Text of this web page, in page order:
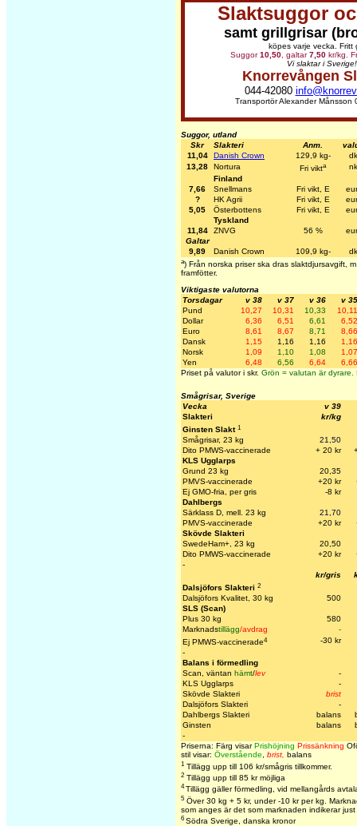
Slaktsuggor
samt grillgrisar
köpes varje vecka. Fritt
Suggor10,50 , galtar7,50 kr/kg.
Vi slaktar i Sverige!
Knorrevången
044-42080
Transportör Alexander Månsson
Suggor, utland
Skr
Slakteri Anm.
11,04
Danish Crown 129,9 kg-
13,28
Nortura Fri vikta
Finland
7,66
Snellmans Fri vikt, E
?
HK Agrii Fri vikt, E
5,05
Österbottens Fri vikt, E
Tyskland
11,84
ZNVG 56 %
Galtar
9,89
Danish Crown 109,9 kg-
a) Från norska priser ska dras slaktdjursavgift,
framfötter.
Viktigaste valutorna
Torsdagar
v 38 v 37 v 36
v 35
Pund
10,27 10,31 10,33
10,11
Dollar
6,36 6,51 6,61
6,52
Euro
8,61 8,67 8,71
8,66
Dansk
1,15 1,16 1,16
1,16
Norsk
1,09 1,10 1,08
1,07
Yen
6,48 6,56 6,64
6,66
Priset på valutor i skr. Grön = valutan är dyrare.
Smågrisar, Sverige
Vecka
v 39
Slakteri
kr/kg
Ginsten Slakt 1
Smågrisar, 23 kg
21,50
Dito PMWS-vaccinerade
+ 20 kr
KLS Ugglarps
Grund 23 kg
20,35
PMVS-vaccinerade
+20 kr
Ej GMO-fria, per gris
-8 kr
Dahlbergs
Särklass D, mell. 23 kg
21,70
PMVS-vaccinerade
+20 kr
Skövde Slakteri
SwedeHam+, 23 kg
20,50
Dito PMWS-vaccinerade
+20 kr
-
kr/gris
Dalsjöfors Slakteri 2
Dalsjöfors Kvalitet, 30 kg
500
SLS (Scan)
Plus 30 kg
580
Marknadstillägg/avdrag
-
Ej PMWS-vaccinerade4
-30 kr
-
Balans i förmedling
Scan, väntan hämt/lev
-
KLS Ugglarps
-
Skövde Slakteri
brist
Dalsjöfors Slakteri
-
Dahlbergs Slakteri
balans
Ginsten
balans
-
Priserna: Färg visarPrishöjning Prissänkning
stil visar: Överstående, brist, balans
1 Tillägg upp till 106 kr/smågris tillkommer.
2 Tillägg upp till 85 kr möjliga
4Tillägg gäller förmedling, vid mellangårds
5 Över 30 kg + 5 kr, under -10 kr per kg.
som anges är det som marknaden indikerar
6 Södra Sverige, danska kronor